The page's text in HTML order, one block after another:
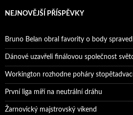
NEJNOVĚJŠÍ PŘÍSPĚVKY
Bruno Belan obral favority o body
Dánové uzavřeli finálovou společnost
Workington rozhodne poháry
První liga míří na neutrální dráhu
Žarnovický majstrovský víkend